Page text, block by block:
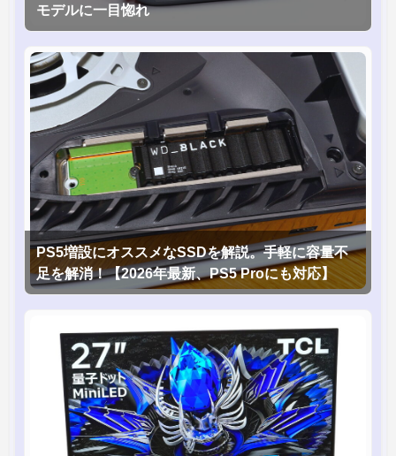
モデルに一目惚れ
PS5増設にオススメなSSDを解説。手軽に容量不
足を解消！【2026年最新、PS5 Proにも対応】